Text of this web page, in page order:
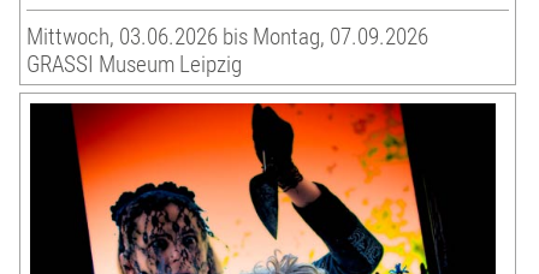
Mittwoch, 03.06.2026 bis Montag, 07.09.2026
GRASSI Museum Leipzig